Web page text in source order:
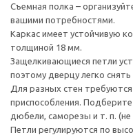
Съемная полка –
вашими потребностями.
Каркас имеет устойчивую
толщиной 18 мм.
Защелкивающиеся петли
поэтому дверцу легко
Для разных стен
приспособления.
дюбели, саморезы и т. п. (не
Петли регулируются по